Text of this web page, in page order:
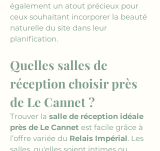
également un atout précieux pour
ceux souhaitant incorporer la beauté
naturelle du site dans leur
planification.
Quelles salles de
réception choisir près
de Le Cannet ?
Trouver la salle de réception idéale
près de Le Cannet est facile grâce à
l’offre variée du Relais Impérial. Les